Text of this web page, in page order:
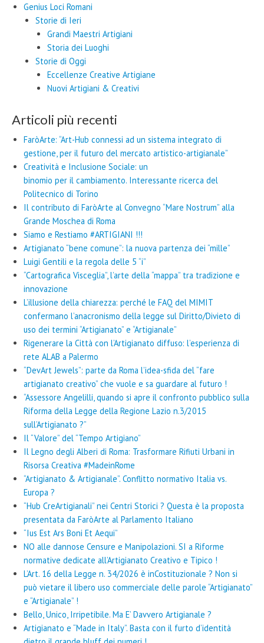
Genius Loci Romani
Storie di Ieri
Grandi Maestri Artigiani
Storia dei Luoghi
Storie di Oggi
Eccellenze Creative Artigiane
Nuovi Artigiani & Creativi
Articoli più recenti
FaròArte: “Art-Hub connessi ad un sistema integrato di
gestione, per il futuro del mercato artistico-artigianale”
Creatività e Inclusione Sociale: un
binomio per il cambiamento. Interessante ricerca del
Politecnico di Torino
Il contributo di FaròArte al Convegno “Mare Nostrum” alla
Grande Moschea di Roma
Siamo e Restiamo #ARTIGIANI !!!
Artigianato “bene comune”: la nuova partenza dei “mille”
Luigi Gentili e la regola delle 5 “i”
“Cartografica Visceglia”, l’arte della “mappa” tra tradizione e
innovazione
L’illusione della chiarezza: perché le FAQ del MIMIT
confermano l’anacronismo della legge sul Diritto/Divieto di
uso dei termini “Artigianato” e “Artigianale”
Rigenerare la Città con l’Artigianato diffuso: l’esperienza di
rete ALAB a Palermo
“DevArt Jewels”: parte da Roma l’idea-sfida del “fare
artigianato creativo” che vuole e sa guardare al futuro !
“Assessore Angelilli, quando si apre il confronto pubblico sulla
Riforma della Legge della Regione Lazio n.3/2015
sull’Artigianato ?”
Il “Valore” del “Tempo Artigiano”
Il Legno degli Alberi di Roma: Trasformare Rifiuti Urbani in
Risorsa Creativa #MadeinRome
“Artigianato & Artigianale”. Conflitto normativo Italia vs.
Europa ?
“Hub CreArtigianali” nei Centri Storici ? Questa è la proposta
presentata da FaròArte al Parlamento Italiano
“Ius Est Ars Boni Et Aequi”
NO alle dannose Censure e Manipolazioni. SI a Riforme
normative dedicate all’Artigianato Creativo e Tipico !
L’Art. 16 della Legge n. 34/2026 è inCostituzionale ? Non si
può vietare il libero uso commerciale delle parole “Artigianato”
e “Artigianale” !
Bello, Unico, Irripetibile. Ma E’ Davvero Artigianale ?
Artigianato e “Made in Italy”. Basta con il furto d’identità